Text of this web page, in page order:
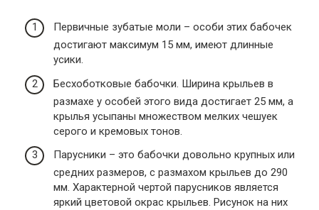
Первичные зубатые моли – особи этих бабочек
достигают максимум 15 мм, имеют длинные
усики.
Бесхоботковые бабочки. Ширина крыльев в
размахе у особей этого вида достигает 25 мм, а
крылья усыпаны множеством мелких чешуек
серого и кремовых тонов.
Парусники – это бабочки довольно крупных или
средних размеров, с размахом крыльев до 290
мм. Характерной чертой парусников является
яркий цветовой окрас крыльев. Рисунок на них